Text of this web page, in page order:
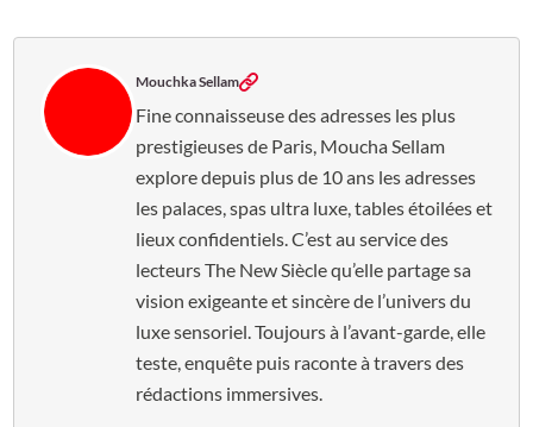
Mouchka Sellam
Fine connaisseuse des adresses les plus
prestigieuses de Paris, Moucha Sellam
explore depuis plus de 10 ans les adresses
les palaces, spas ultra luxe, tables étoilées et
lieux confidentiels. C’est au service des
lecteurs The New Siècle qu’elle partage sa
vision exigeante et sincère de l’univers du
luxe sensoriel. Toujours à l’avant-garde, elle
teste, enquête puis raconte à travers des
rédactions immersives.